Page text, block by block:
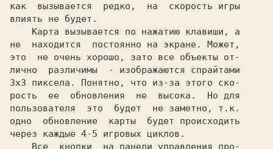
как  вызывается  редко,  на  скорость игры
влиять не будет.
не  находится  постоянно на экране. Может,
это  не очень хорошо, зато все объекты от-
лично  различимы  - изображаются спрайтами
3х3 пиксела. Понятно, что из-за этого ско-
рость  еe  обновления  не  высока.  Hо для
пользователя  это  будет  не заметно, т.к.
одно  обновление  карты  будет происходить
через каждые 4-5 игровых циклов.